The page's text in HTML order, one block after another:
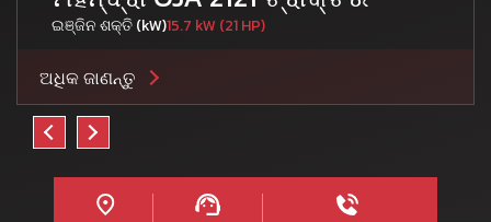
ଇଞ୍ଜିନ ଶକ୍ତି (kW)15.7 kW (21 HP)
ଅଧିକ ଜାଣନ୍ତୁ